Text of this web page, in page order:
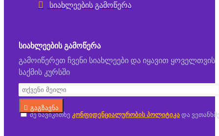
სიახლეების გამოწერა
ᲡᲘᲐᲮᲚᲔᲔᲑᲘᲡ ᲒᲐᲛᲝᲬᲔᲠᲐ
გამოიწერეთ ჩვენი სიახლეები და იყავით ყოველთვის
საქმის კურსში
გაგზავნა
მე წავიკითხე კონფიდენციალურობის პოლიტიკა და